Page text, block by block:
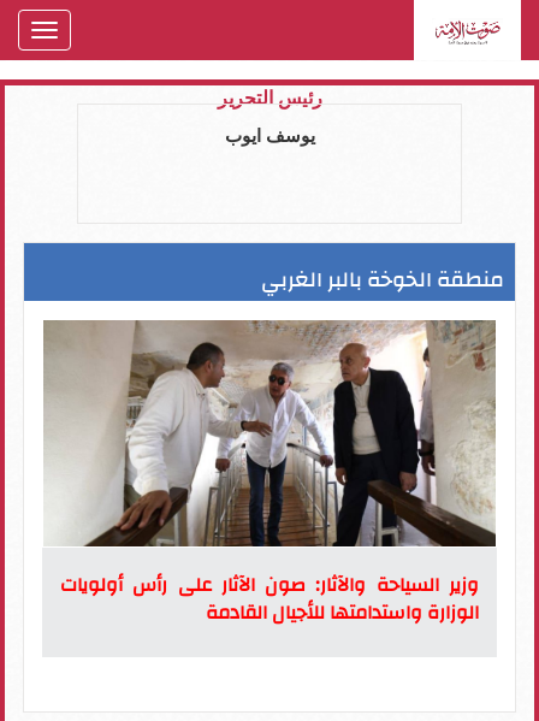
رئيس التحرير
يوسف ايوب
منطقة الخوخة بالبر الغربي
وزير السياحة والآثار: صون الآثار على رأس أولويات
الوزارة واستدامتها للأجيال القادمة